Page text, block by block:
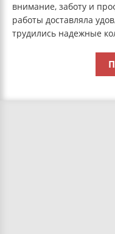
внимание, заботу и
работы доставляла
трудились надежные